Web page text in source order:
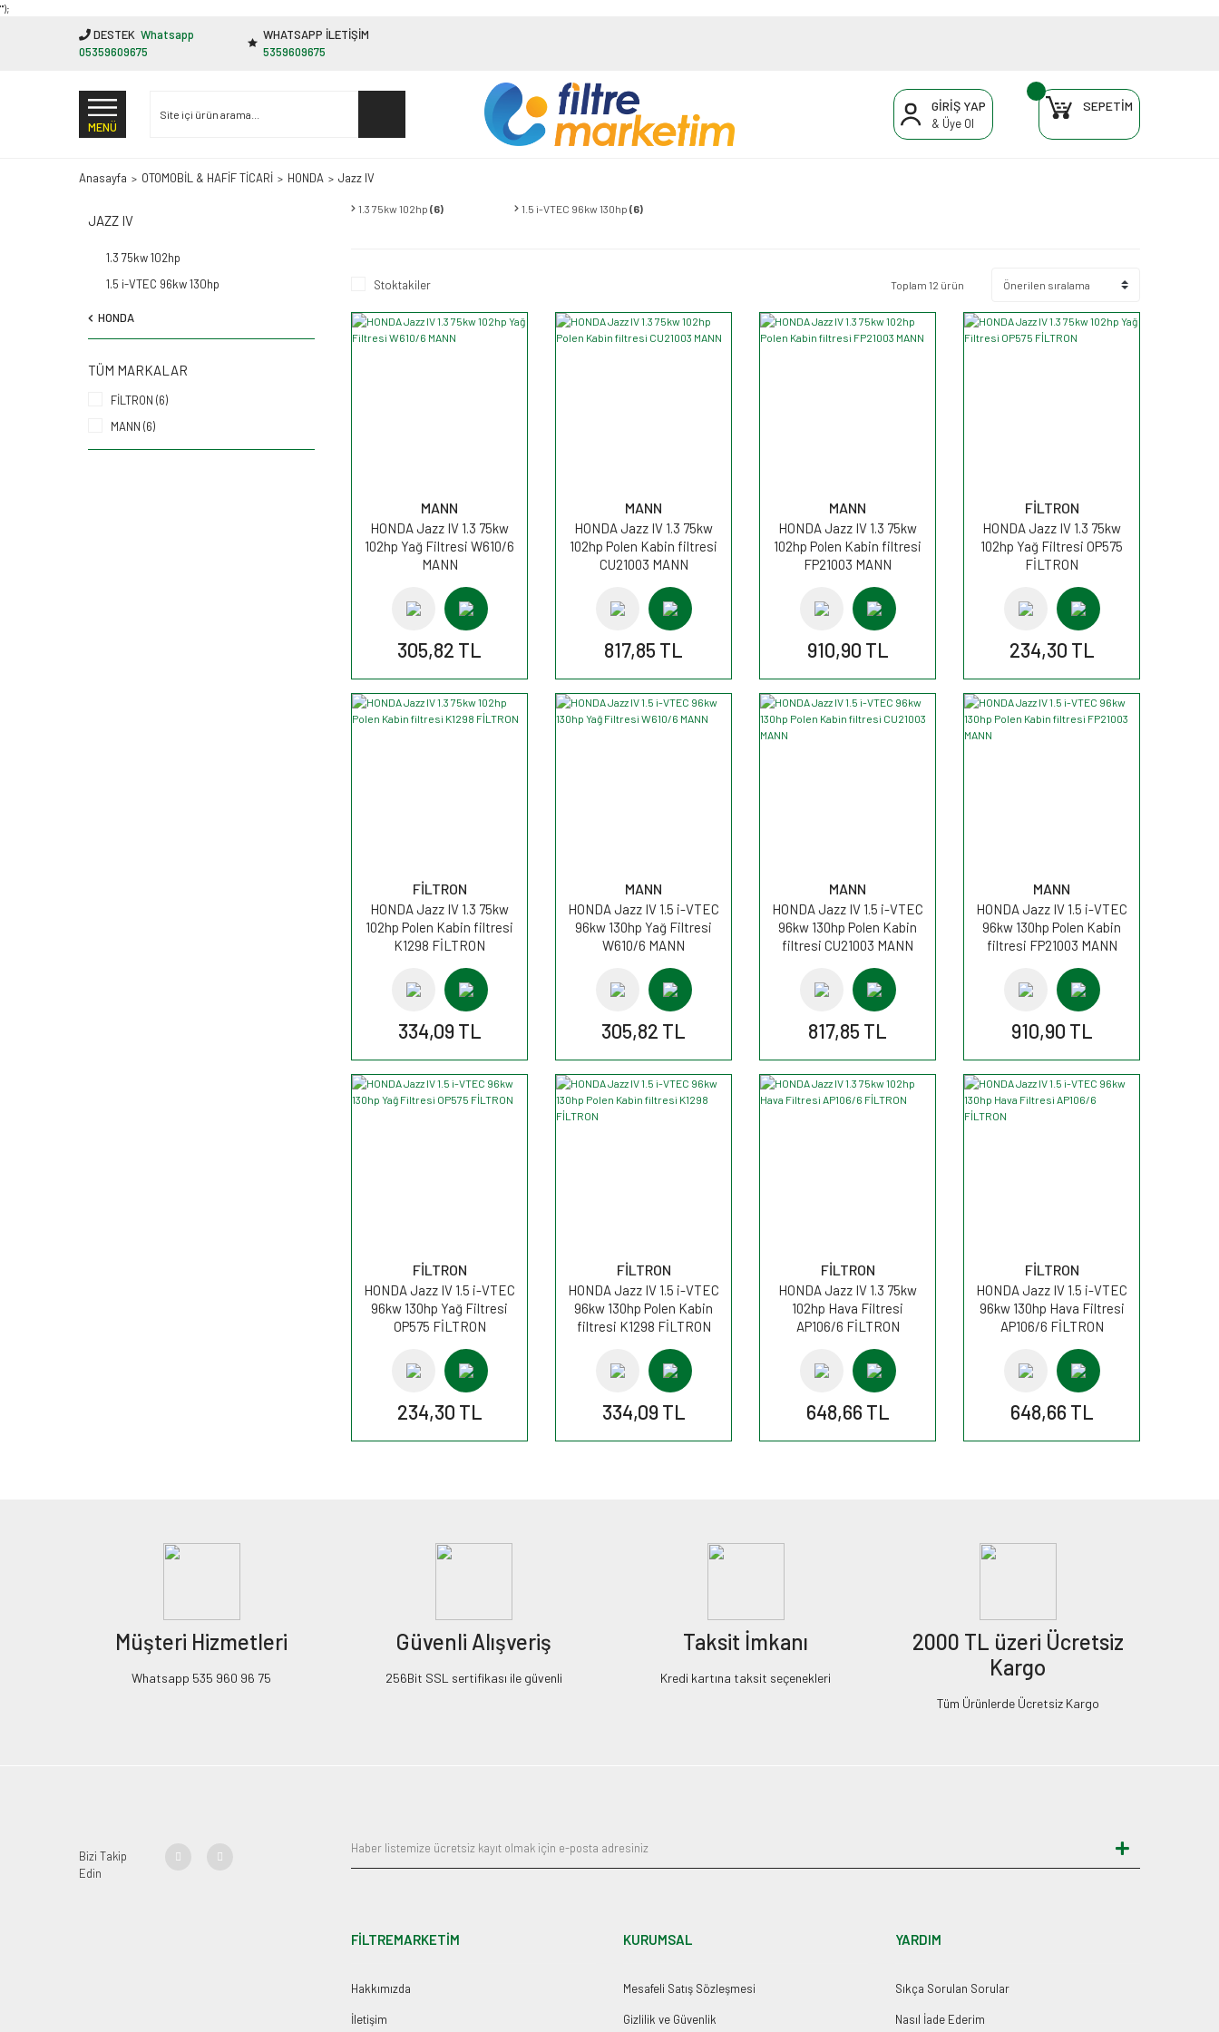
"');
DESTEK Whatsapp
05359609675
WHATSAPP İLETİŞİM
5359609675
MENÜ
GİRİŞ YAP
& Üye Ol
SEPETİM
Anasayfa OTOMOBİL & HAFİF TİCARİ HONDA Jazz IV
JAZZ IV
1.3 75kw 102hp
1.5 i-VTEC 96kw 130hp
HONDA
TÜM MARKALAR
FİLTRON (6)
MANN (6)
1.3 75kw 102hp (6) 1.5 i-VTEC 96kw 130hp (6)
Stoktakiler Toplam 12 ürün
MANN
HONDA Jazz IV 1.3 75kw
102hp Yağ Filtresi W610/6
MANN
305,82 TL
MANN
HONDA Jazz IV 1.3 75kw
102hp Polen Kabin filtresi
CU21003 MANN
817,85 TL
MANN
HONDA Jazz IV 1.3 75kw
102hp Polen Kabin filtresi
FP21003 MANN
910,90 TL
FİLTRON
HONDA Jazz IV 1.3 75kw
102hp Yağ Filtresi OP575
FİLTRON
234,30 TL
FİLTRON
HONDA Jazz IV 1.3 75kw
102hp Polen Kabin filtresi
K1298 FİLTRON
334,09 TL
MANN
HONDA Jazz IV 1.5 i-VTEC
96kw 130hp Yağ Filtresi
W610/6 MANN
305,82 TL
MANN
HONDA Jazz IV 1.5 i-VTEC
96kw 130hp Polen Kabin
filtresi CU21003 MANN
817,85 TL
MANN
HONDA Jazz IV 1.5 i-VTEC
96kw 130hp Polen Kabin
filtresi FP21003 MANN
910,90 TL
FİLTRON
HONDA Jazz IV 1.5 i-VTEC
96kw 130hp Yağ Filtresi
OP575 FİLTRON
234,30 TL
FİLTRON
HONDA Jazz IV 1.5 i-VTEC
96kw 130hp Polen Kabin
filtresi K1298 FİLTRON
334,09 TL
FİLTRON
HONDA Jazz IV 1.3 75kw
102hp Hava Filtresi
AP106/6 FİLTRON
648,66 TL
FİLTRON
HONDA Jazz IV 1.5 i-VTEC
96kw 130hp Hava Filtresi
AP106/6 FİLTRON
648,66 TL
Müşteri Hizmetleri
Whatsapp 535 960 96 75
Güvenli Alışveriş
256Bit SSL sertifikası ile güvenli
Taksit İmkanı
Kredi kartına taksit seçenekleri
2000 TL üzeri Ücretsiz
Kargo
Tüm Ürünlerde Ücretsiz Kargo
Bizi Takip
Edin
FİLTREMARKETİM
Hakkımızda
İletişim
KURUMSAL
Mesafeli Satış Sözleşmesi
Gizlilik ve Güvenlik
YARDIM
Sıkça Sorulan Sorular
Nasıl İade Ederim